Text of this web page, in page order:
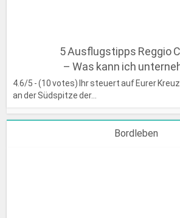
5 Ausflugstipps Reggio
– Was kann ich
4.6/5 - (10 votes) Ihr steuert auf Eurer
an der Südspitze der...
Bordleben